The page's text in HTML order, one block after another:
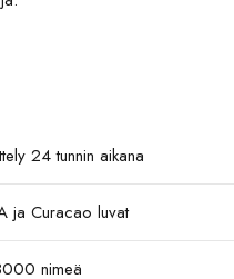
24 tunnin aikana
ja Curacao luvat
nimeä